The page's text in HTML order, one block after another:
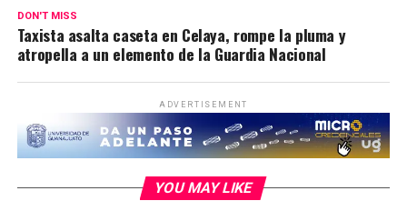
DON'T MISS
Taxista asalta caseta en Celaya, rompe la pluma y
atropella a un elemento de la Guardia Nacional
ADVERTISEMENT
YOU MAY LIKE